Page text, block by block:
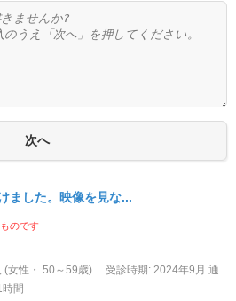
ました。映像を見な...
のです
(女性・ 50～59歳) 受診時期: 2024年9月 通
間